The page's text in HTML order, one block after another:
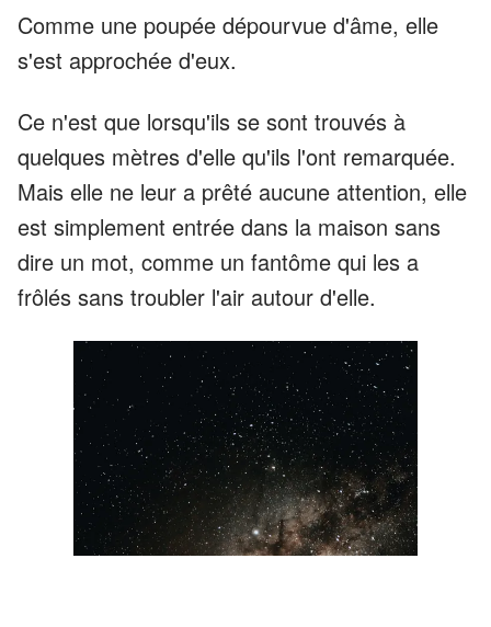
Comme une poupée dépourvue d'âme, elle
s'est approchée d'eux.
Ce n'est que lorsqu'ils se sont trouvés à
quelques mètres d'elle qu'ils l'ont remarquée.
Mais elle ne leur a prêté aucune attention, elle
est simplement entrée dans la maison sans
dire un mot, comme un fantôme qui les a
frôlés sans troubler l'air autour d'elle.